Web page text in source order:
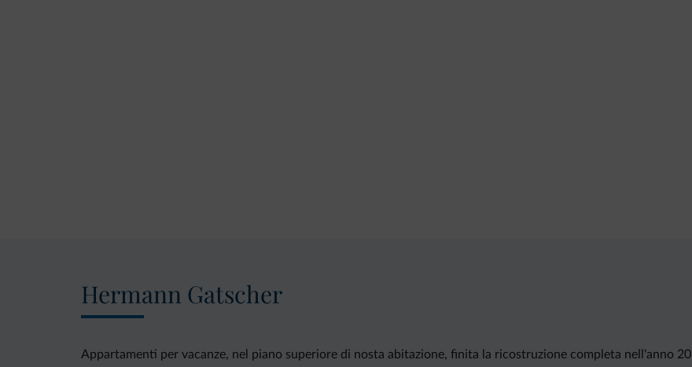
Hermann Gatscher
Appartamenti per vacanze, nel piano superiore di nosta abitazione, finita la ricostruzione completa nell'anno